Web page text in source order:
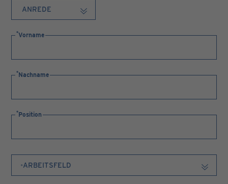
Vorname
Nachname
Position